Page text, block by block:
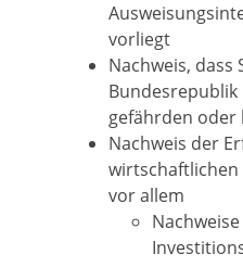
vorliegt
Nachweis, dass
gefährden
Nachweis der
wirtschaftlichen
vor allem